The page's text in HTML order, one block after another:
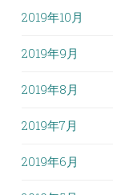
2019年10月
2019年9月
2019年8月
2019年7月
2019年6月